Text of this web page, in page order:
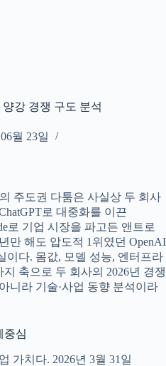
강 경쟁 구도 분석
월 23일
주도권 다툼은 사실상 두 회사
로 대중화를 이끈
로 기업 시장을 파고든 앤트로
만 해도 압도적 1위였던 OpenAI
이다. 몸값, 모델 성능, 엔터프라
축으로 두 회사의 2026년 경쟁
니라 기술·사업 동향 분석이라
중심
가치다. 2026년 3월 31일